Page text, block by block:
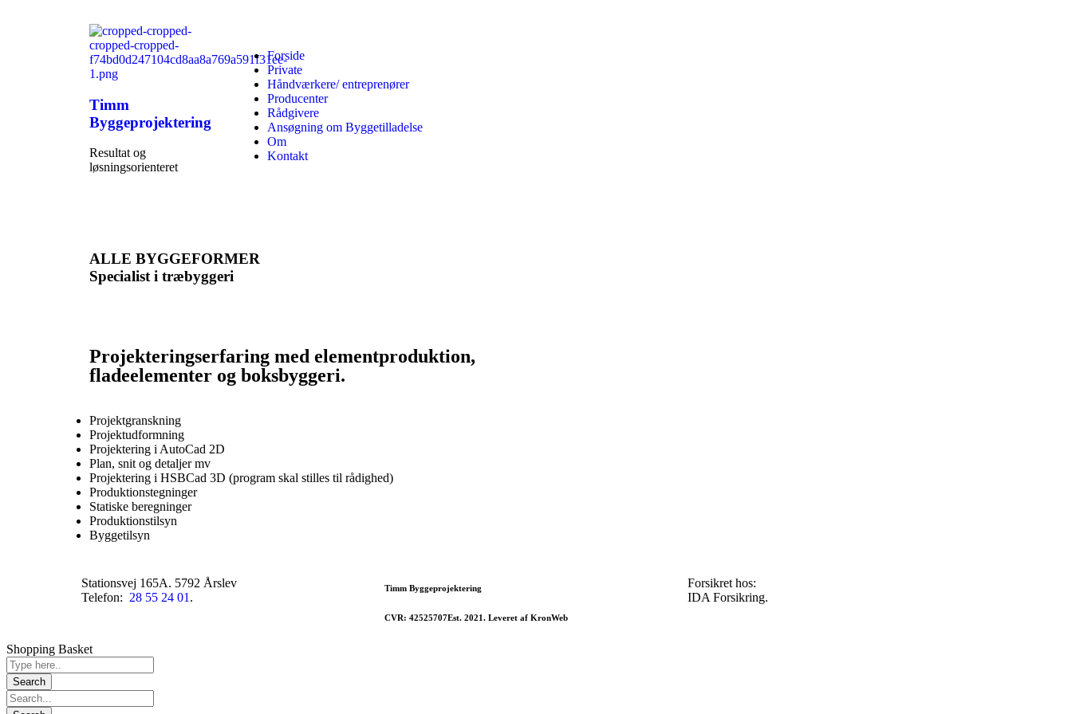
Timm
Byggeprojektering
Resultat og
løsningsorienteret
Forside
Private
Håndværkere/ entreprenører
Producenter
Rådgivere
Ansøgning om Byggetilladelse
Om
Kontakt
ALLE BYGGEFORMER
Specialist i træbyggeri
Projekteringserfaring med elementproduktion,
fladeelementer og boksbyggeri.
Projektgranskning
Projektudformning
Projektering i AutoCad 2D
Plan, snit og detaljer mv
Projektering i HSBCad 3D (program skal stilles til rådighed)
Produktionstegninger
Statiske beregninger
Produktionstilsyn
Byggetilsyn
Stationsvej 165A. 5792 Årslev
Telefon: 28 55 24 01 .
Timm Byggeprojektering
CVR: 42525707Est. 2021. Leveret af KronWeb
Forsikret hos:
IDA Forsikring.
Shopping Basket